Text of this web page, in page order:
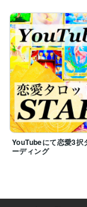
YouTubeにて恋愛3択
ーディング